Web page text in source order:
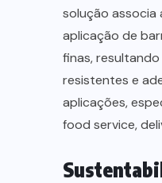
solução associa
aplicação de
finas, resultando
resistentes e
aplicações,
food service,